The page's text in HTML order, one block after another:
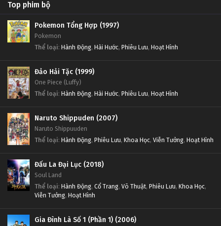
Top phim bộ
Pokemon Tổng Hợp (1997)
Pokemon
Thể loại: Hành Động, Hài Hước, Phiêu Lưu, Hoạt Hình
Đảo Hải Tặc (1999)
One Piece (Luffy)
Thể loại: Hành Động, Hài Hước, Phiêu Lưu, Hoạt Hình
Naruto Shippuden (2007)
Naruto Shippuuden
Thể loại: Hành Động, Phiêu Lưu, Khoa Học, Viễn Tưởng, Hoạt Hình
Đấu La Đại Lục (2018)
Soul Land
Thể loại: Hành Động, Cổ Trang, Võ Thuật, Phiêu Lưu, Khoa Học,
Viễn Tưởng, Hoạt Hình
Gia Đình Là Số 1 (Phần 1) (2006)